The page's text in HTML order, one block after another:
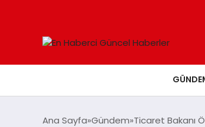
Ana Sayfa Gündem Ticaret Bakanı